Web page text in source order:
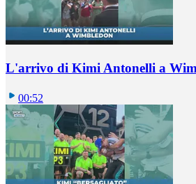
L'arrivo di Kimi Antonelli a
00:52